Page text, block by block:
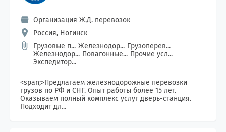
Организация Ж.Д. перевозок
Россия, Ногинск
Грузовые п... Железнодор... Грузоперев...
Железнодор... Повагонные... Прочие усл...
Экспедитор...
<span;>Предлагаем железнодорожные перевозки
грузов по РФ и СНГ. Опыт работы более 15 лет.
Оказываем полный комплекс услуг дверь-станция.
Подходит дл...